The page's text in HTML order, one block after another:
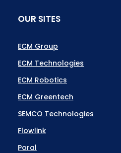
OUR SITES
ECM Group
ECM Technologies
ECM Robotics
ECM Greentech
SEMCO Technologies
Flowlink
Poral